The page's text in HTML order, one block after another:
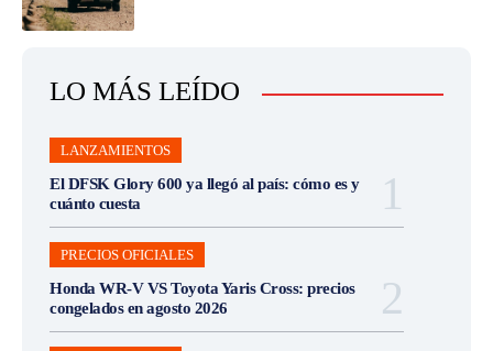
LO MÁS LEÍDO
LANZAMIENTOS
El DFSK Glory 600 ya llegó al país: cómo es y
cuánto cuesta
PRECIOS OFICIALES
Honda WR-V VS Toyota Yaris Cross: precios
congelados en agosto 2026